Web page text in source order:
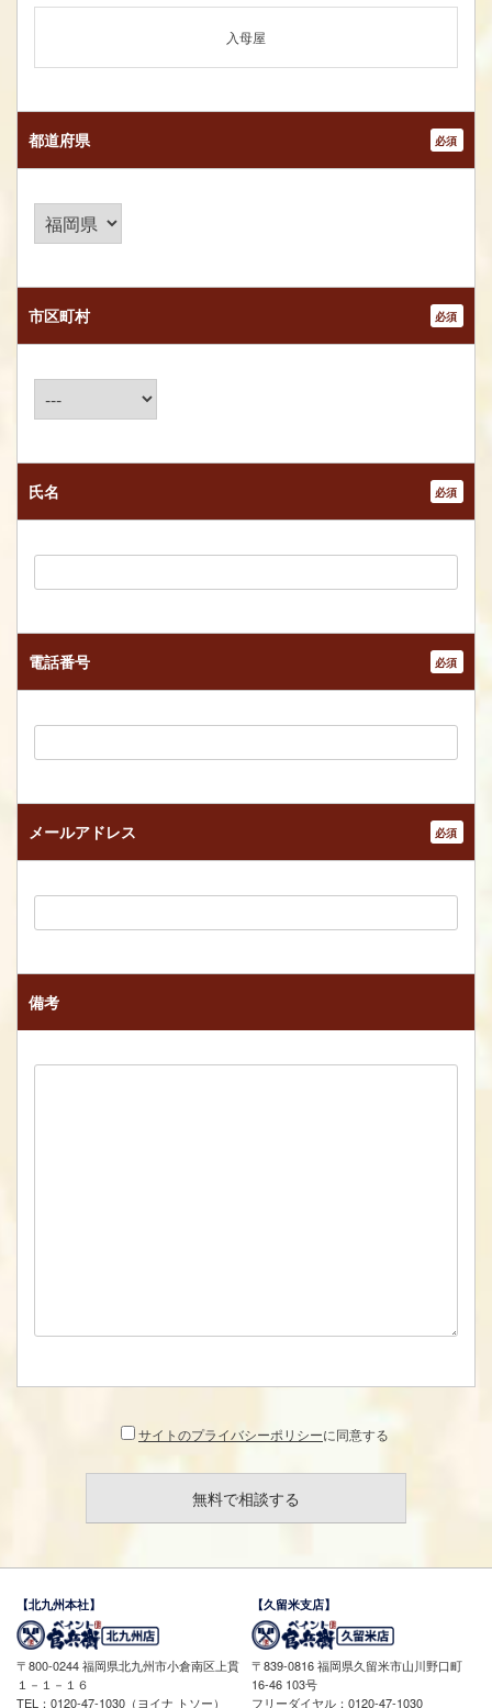
入母屋
都道府県 *
市区町村 *
氏名 *
電話番号 *
メールアドレス *
備考
サイトのプライバシーポリシーに同意する
【北九州本社】
〒800-0244 福岡県北九州市小倉南区上貫
１－１－１６
TEL：0120-47-1030（ヨイナ トソー）
【久留米支店】
〒839-0816 福岡県久留米市山川野口町
16-46 103号
フリーダイヤル：0120-47-1030